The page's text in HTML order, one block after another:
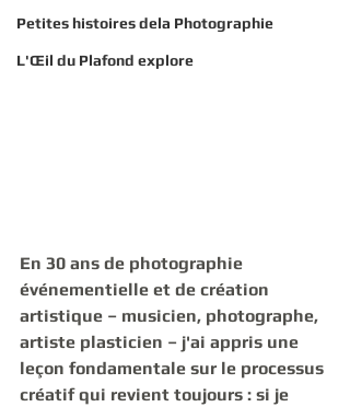
Petites histoires dela Photographie
L'Œil du Plafond explore
En 30 ans de photographie
événementielle et de création
artistique – musicien, photographe,
artiste plasticien – j'ai appris une
leçon fondamentale sur le processus
créatif qui revient toujours : si je